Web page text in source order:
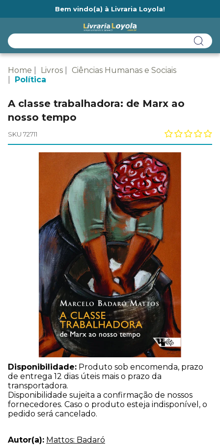
Bem vindo(a) à Livraria Loyola!
Home Livros
Ciências Humanas e Sociais
Política
A classe trabalhadora: de Marx ao
nosso tempo
SKU 72711
Disponibilidade: Produto sob encomenda, prazo
de entrega 12 dias úteis mais o prazo da
transportadora.
Disponibilidade sujeita a confirmação de nossos
fornecedores. Caso o produto esteja indisponível, o
pedido será cancelado.
Autor(a): Mattos: Badaró